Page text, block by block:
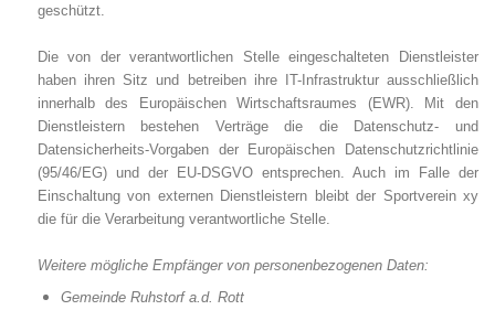
geschützt.
Die von der verantwortlichen Stelle eingeschalteten Dienstleister
haben ihren Sitz und betreiben ihre IT-Infrastruktur ausschließlich
innerhalb des Europäischen Wirtschaftsraumes (EWR). Mit den
Dienstleistern bestehen Verträge die die Datenschutz- und
Datensicherheits-Vorgaben der Europäischen Datenschutzrichtlinie
(95/46/EG) und der EU-DSGVO entsprechen. Auch im Falle der
Einschaltung von externen Dienstleistern bleibt der Sportverein xy
die für die Verarbeitung verantwortliche Stelle.
Weitere mögliche Empfänger von personenbezogenen Daten:
Gemeinde Ruhstorf a.d. Rott